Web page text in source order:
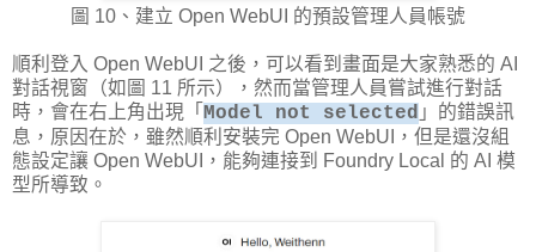
圖 10、建立 Open WebUI 的預設管理人員帳號
順利登入 Open WebUI 之後，可以看到畫面是大家熟悉的 AI
對話視窗（如圖 11 所示），然而當管理人員嘗試進行對話
時，會在右上角出現「 Model not selected 」的錯誤訊
息，原因在於，雖然順利安裝完 Open WebUI，但是還沒組
態設定讓 Open WebUI，能夠連接到 Foundry Local 的 AI 模
型所導致。